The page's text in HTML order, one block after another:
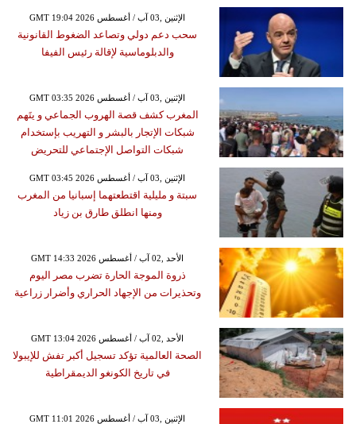
GMT 19:04 2026 الإثنين ,03 آب / أغسطس
سحب دعم دولي وتصاعد الضغوط القانونية
والدبلوماسية لإقالة رئيس الفيفا
GMT 03:35 2026 الإثنين ,03 آب / أغسطس
المغرب كشف قصة الهروب الجماعي و يتَهم
شبكات الإتجار بالبشر و التهريب بإستخدام
شبكات التواصل الإجتماعي للتحريض
GMT 03:45 2026 الإثنين ,03 آب / أغسطس
سبتة و مليلية اقتطعتهما إسبانيا من المغرب
ومنها انطلق طارق بن زياد
GMT 14:33 2026 الأحد ,02 آب / أغسطس
ذروة الموجة الحارة تضرب مصر اليوم
وتحذيرات من الإجهاد الحراري وأضرار زراعية
GMT 13:04 2026 الأحد ,02 آب / أغسطس
الصحة العالمية تؤكد تسجيل أكبر تفش للإيبولا
في تاريخ الكونغو الديمقراطية
GMT 11:01 2026 الإثنين ,03 آب / أغسطس